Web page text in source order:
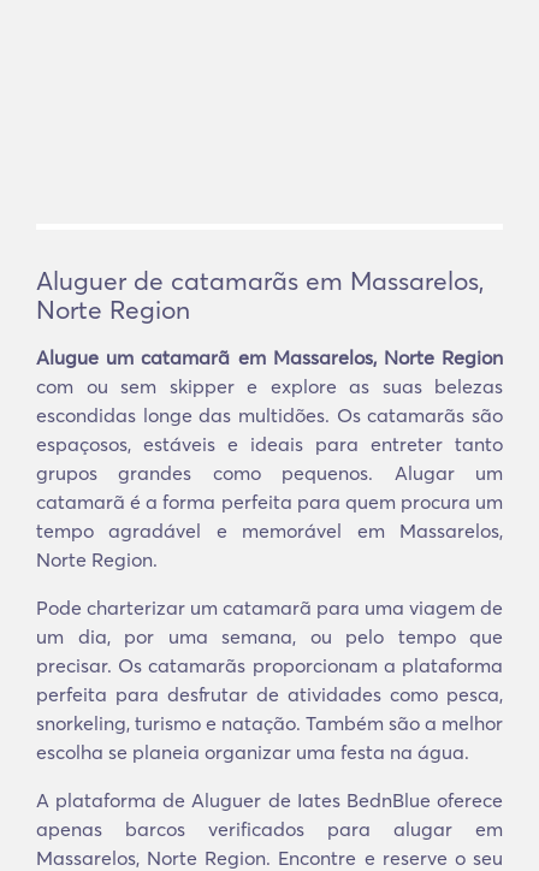
Aluguer de catamarãs em Massarelos,
Norte Region
Alugue um catamarã em Massarelos, Norte Region
com ou sem skipper e explore as suas belezas
escondidas longe das multidões. Os catamarãs são
espaçosos, estáveis e ideais para entreter tanto
grupos grandes como pequenos. Alugar um
catamarã é a forma perfeita para quem procura um
tempo agradável e memorável em Massarelos,
Norte Region.
Pode charterizar um catamarã para uma viagem de
um dia, por uma semana, ou pelo tempo que
precisar. Os catamarãs proporcionam a plataforma
perfeita para desfrutar de atividades como pesca,
snorkeling, turismo e natação. Também são a melhor
escolha se planeia organizar uma festa na água.
A plataforma de Aluguer de Iates BednBlue oferece
apenas barcos verificados para alugar em
Massarelos, Norte Region. Encontre e reserve o seu